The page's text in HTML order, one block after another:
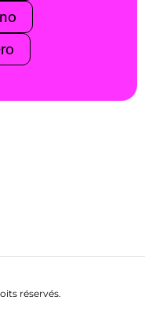
réservés.